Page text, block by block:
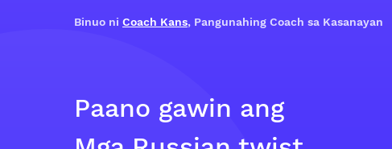
Binuo ni Coach Kans, Pangunahing Coach sa Kasanayan
Paano gawin ang